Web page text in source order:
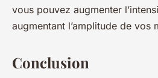
vous pouvez augmenter
augmentant l’amplitude de vos
Conclusion